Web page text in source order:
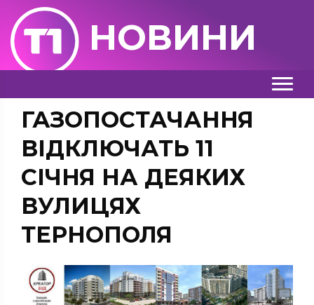
НОВИНИ
ГАЗОПОСТАЧАННЯ
ВІДКЛЮЧАТЬ 11
СІЧНЯ НА ДЕЯКИХ
ВУЛИЦЯХ
ТЕРНОПОЛЯ